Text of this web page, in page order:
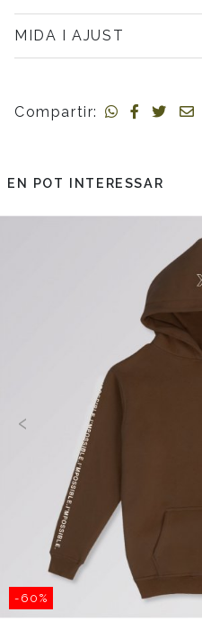
MIDA I AJUST
Compartir:
EN POT INTERESSAR
-60%
‹